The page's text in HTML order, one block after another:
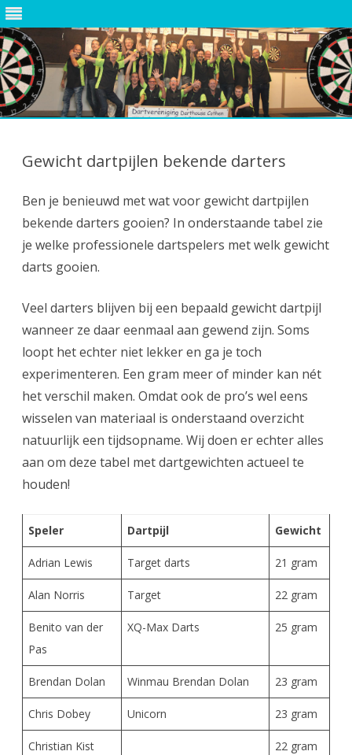
de
Gewicht dartpijlen bekende darters
Ben je benieuwd met wat voor gewicht dartpijlen
bekende darters gooien? In onderstaande tabel zie
je welke professionele dartspelers met welk gewicht
darts gooien.
Veel darters blijven bij een bepaald gewicht dartpijl
wanneer ze daar eenmaal aan gewend zijn. Soms
loopt het echter niet lekker en ga je toch
experimenteren. Een gram meer of minder kan nét
het verschil maken. Omdat ook de pro’s wel eens
wisselen van materiaal is onderstaand overzicht
natuurlijk een tijdsopname. Wij doen er echter alles
aan om deze tabel met dartgewichten actueel te
houden!
Speler Dartpijl Gewicht
Adrian Lewis Target darts 21 gram
Alan Norris Target 22 gram
Benito van der
Pas
XQ-Max Darts 25 gram
Brendan Dolan Winmau Brendan Dolan 23 gram
Chris Dobey Unicorn 23 gram
Christian Kist 22 gram